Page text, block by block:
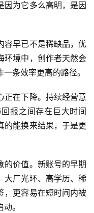
因为它多么高明，是因
容早已不是稀缺品，优
环境中，创作者天然会
条效率更高的路径。
正在下降。持续经营意
报之间存在巨大时间
的能换来结果，于是更
的价值。新账号的早期
大厂光环、高学历、稀
，更容易在短时间内被
。